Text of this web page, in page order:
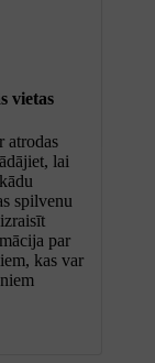
vietas
atrodas
lai
spilvenu
par
kas var